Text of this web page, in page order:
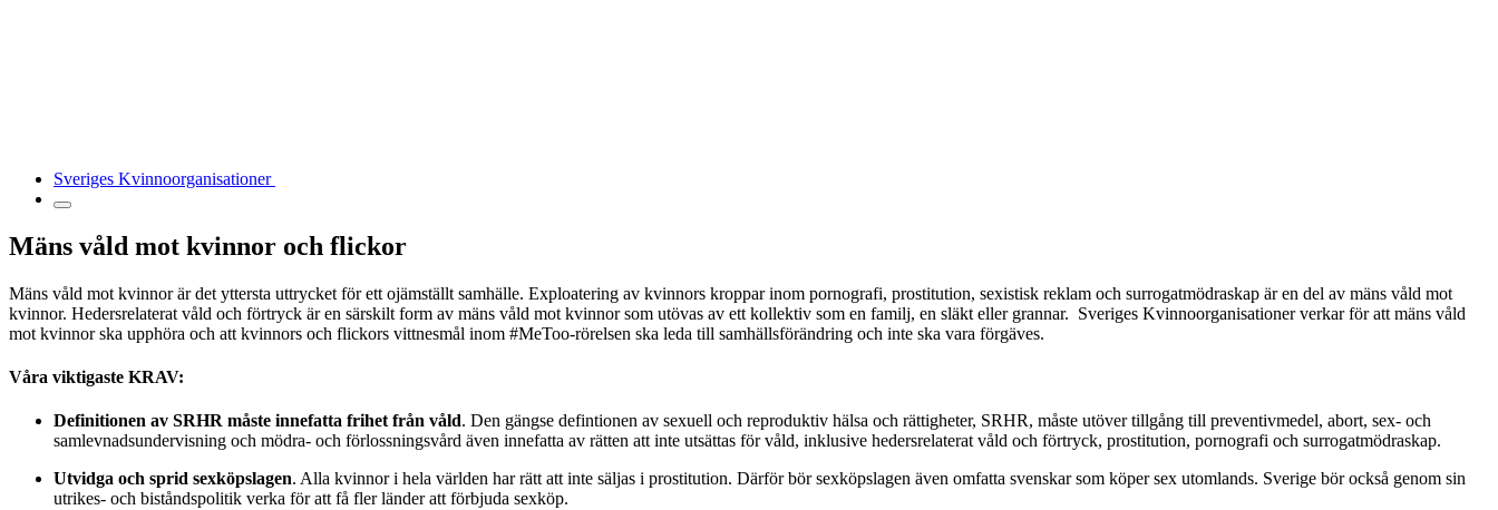
Sveriges Kvinnoorganisationer
Mäns våld mot kvinnor och flickor
Mäns våld mot kvinnor är det yttersta uttrycket för ett ojämställt samhälle. Exploatering av kvinnors kroppar inom pornografi, prostitution, sexistisk reklam och surrogatmödraskap är en del av mäns våld mot
kvinnor. Hedersrelaterat våld och förtryck är en särskilt form av mäns våld mot kvinnor som utövas av ett kollektiv som en familj, en släkt eller grannar. Sveriges Kvinnoorganisationer verkar för att mäns våld
mot kvinnor ska upphöra och att kvinnors och flickors vittnesmål inom #MeToo-rörelsen ska leda till samhällsförändring och inte ska vara förgäves.
Våra viktigaste KRAV:
Definitionen av SRHR måste innefatta frihet från våld. Den gängse defintionen av sexuell och reproduktiv hälsa och rättigheter, SRHR, måste utöver tillgång till preventivmedel, abort, sex- och
samlevnadsundervisning och mödra- och förlossningsvård även innefatta av rätten att inte utsättas för våld, inklusive hedersrelaterat våld och förtryck, prostitution, pornografi och surrogatmödraskap.
Utvidga och sprid sexköpslagen. Alla kvinnor i hela världen har rätt att inte säljas i prostitution. Därför bör sexköpslagen även omfatta svenskar som köper sex utomlands. Sverige bör också genom sin
utrikes- och biståndspolitik verka för att få fler länder att förbjuda sexköp.